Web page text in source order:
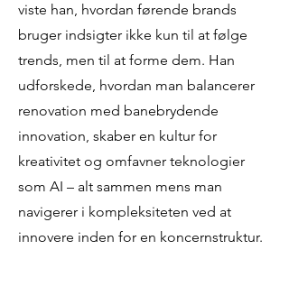
viste han, hvordan førende brands
bruger indsigter ikke kun til at følge
trends, men til at forme dem. Han
udforskede, hvordan man balancerer
renovation med banebrydende
innovation, skaber en kultur for
kreativitet og omfavner teknologier
som AI – alt sammen mens man
navigerer i kompleksiteten ved at
innovere inden for en koncernstruktur.